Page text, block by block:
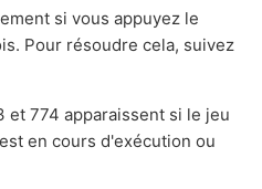
disque insuffisant
si vous appuyez le
Pour résoudre cela, suivez
et 774 apparaissent si le jeu
en cours d'exécution ou